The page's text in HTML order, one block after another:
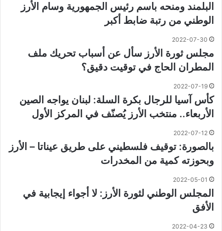
البلمند ومنحه باسم رئيس الجمهورية وسام الأرز
الوطني من رتبة ضابط أكبر
2022-07-30
مجلس ثورة الأرز سأل عن أسباب تحريك ملف
المطران الحاج في توقيت دقيق؟
2022-07-19
كأس آسيا للرجال بكرة السلة: لبنان يواجه الصين
الأربعاء.. منتخب الأرز يُصنّف في المركز الأول
2022-07-12
بالصورة: توقيف فلسطيني على طريق عيناتا – الأرز
وبحوزته كمية من المخدرات
2022-05-01
المجلس الوطني لثورة الأرز: لا أجواء إيجابية في
الأفق
2022-04-23